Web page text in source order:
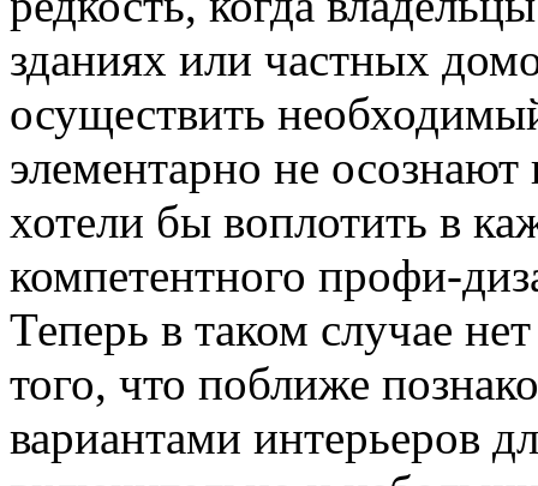
зданиях или частных
осуществить
элементарно не
хотели бы воплотить в
компетентного профи-
Теперь в таком случае
того, что поближе
вариантами интерьеров